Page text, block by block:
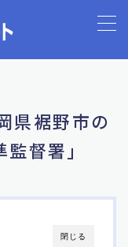
県裾野市の
督署」
閉じる